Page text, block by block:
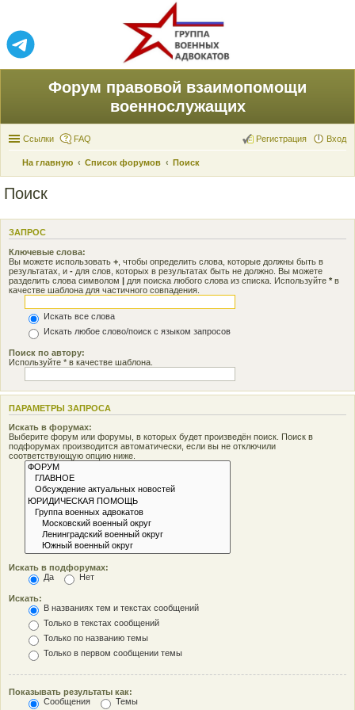
Форум правовой взаимопомощи
военнослужащих
Ссылки FAQ Вход
Регистрация
На главную Список форумов Поиск
Поиск
ЗАПРОС
Ключевые слова:
Вы можете использовать + , чтобы определить слова, которые должны быть в
результатах, и - для слов, которых в результатах быть не должно. Вы можете
разделить слова символом | для поиска любого слова из списка. Используйте * в
качестве шаблона для частичного совпадения.
Искать все слова
Искать любое слово/поиск с языком запросов
Поиск по автору:
Используйте * в качестве шаблона.
ПАРАМЕТРЫ ЗАПРОСА
Искать в форумах:
Выберите форум или форумы, в которых будет произведён поиск. Поиск в
подфорумах производится автоматически, если вы не отключили
соответствующую опцию ниже.
Искать в подфорумах:
Да
Нет
Искать:
В названиях тем и текстах сообщений
Только в текстах сообщений
Только по названию темы
Только в первом сообщении темы
Показывать результаты как:
Сообщения
Темы